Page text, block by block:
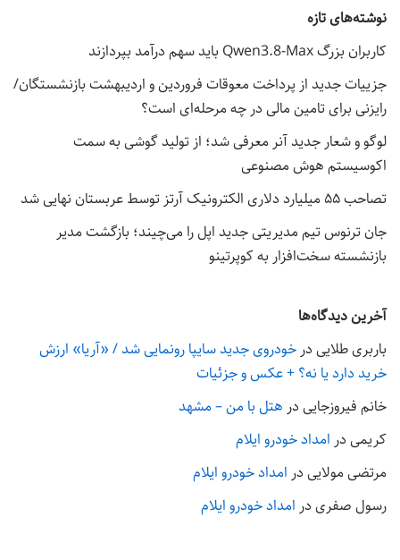
نوشته‌های تازه
کاربران بزرگ Qwen3.8-Max باید سهم درآمد بپردازند
جزییات جدید از پرداخت معوقات فروردین و اردیبهشت بازنشستگان/
رایزنی برای تامین مالی در چه مرحله‌ای است؟
لوگو و شعار جدید آنر معرفی شد؛ از تولید گوشی به سمت
اکوسیستم هوش مصنوعی
تصاحب ۵۵ میلیارد دلاری الکترونیک آرتز توسط عربستان نهایی شد
جان ترنوس تیم مدیریتی جدید اپل را می‌چیند؛ بازگشت مدیر
بازنشسته سخت‌افزار به کوپرتینو
آخرین دیدگاه‌ها
باربری طلایی در خودروی جدید سایپا رونمایی شد / «آریا» ارزش
خرید دارد یا نه؟ + عکس و جزئیات
خانم فیروزجایی در هتل با من – مشهد
کریمی در امداد خودرو ایلام
مرتضی مولایی در امداد خودرو ایلام
رسول صفری در امداد خودرو ایلام